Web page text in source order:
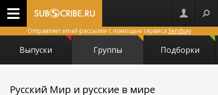
Отправляет email-рассылки с помощью сервиса Sendsay
Выпуски Группы Подборки
Русский Мир и русские в мире